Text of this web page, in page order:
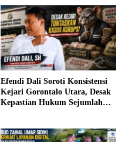
Efendi Dali Soroti Konsistensi
Kejari Gorontalo Utara, Desak
Kepastian Hukum Sejumlah